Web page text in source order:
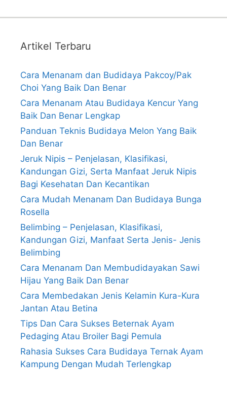
Artikel Terbaru
Cara Menanam dan Budidaya Pakcoy/Pak
Choi Yang Baik Dan Benar
Cara Menanam Atau Budidaya Kencur Yang
Baik Dan Benar Lengkap
Panduan Teknis Budidaya Melon Yang Baik
Dan Benar
Jeruk Nipis – Penjelasan, Klasifikasi,
Kandungan Gizi, Serta Manfaat Jeruk Nipis
Bagi Kesehatan Dan Kecantikan
Cara Mudah Menanam Dan Budidaya Bunga
Rosella
Belimbing – Penjelasan, Klasifikasi,
Kandungan Gizi, Manfaat Serta Jenis- Jenis
Belimbing
Cara Menanam Dan Membudidayakan Sawi
Hijau Yang Baik Dan Benar
Cara Membedakan Jenis Kelamin Kura-Kura
Jantan Atau Betina
Tips Dan Cara Sukses Beternak Ayam
Pedaging Atau Broiler Bagi Pemula
Rahasia Sukses Cara Budidaya Ternak Ayam
Kampung Dengan Mudah Terlengkap